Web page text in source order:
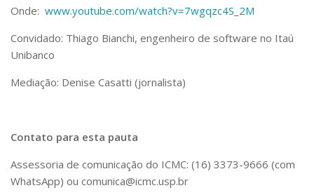
Onde: www.youtube.com/watch?v=7wgqzc4S_2M
Convidado: Thiago Bianchi, engenheiro de software no Itaú
Unibanco
Mediação: Denise Casatti (jornalista)
Contato para esta pauta
Assessoria de comunicação do ICMC: (16) 3373-9666 (com
WhatsApp) ou comunica@icmc.usp.br